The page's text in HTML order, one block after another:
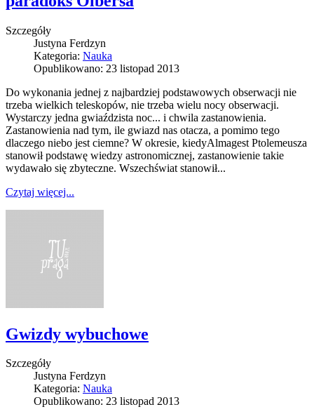
Szczegóły
Justyna Ferdzyn
Kategoria: Nauka
Opublikowano: 23 listopad 2013
Do wykonania jednej z najbardziej podstawowych obserwacji nie
trzeba wielkich teleskopów, nie trzeba wielu nocy obserwacji.
Wystarczy jedna gwiaździsta noc... i chwila zastanowienia.
Zastanowienia nad tym, ile gwiazd nas otacza, a pomimo tego
dlaczego niebo jest ciemne? W okresie, kiedyAlmagest Ptolemeusza
stanowił podstawę wiedzy astronomicznej, zastanowienie takie
wydawało się zbyteczne. Wszechświat stanowił...
Czytaj więcej...
Gwizdy wybuchowe
Szczegóły
Justyna Ferdzyn
Kategoria: Nauka
Opublikowano: 23 listopad 2013